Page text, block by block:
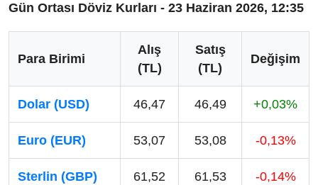
Gün Ortası Döviz Kurları - 23 Haziran 2026, 12:35
Para Birimi
Alış
(TL)
Satış
(TL)
Değişim
Dolar (USD) 46,47 46,49 +0,03%
Euro (EUR) 53,07 53,08 -0,13%
Sterlin (GBP) 61,52 61,53 -0,14%